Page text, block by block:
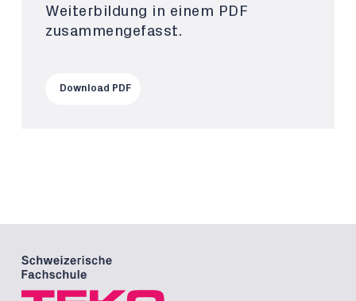
Weiterbildung in einem PDF
zusammengefasst.
Download PDF